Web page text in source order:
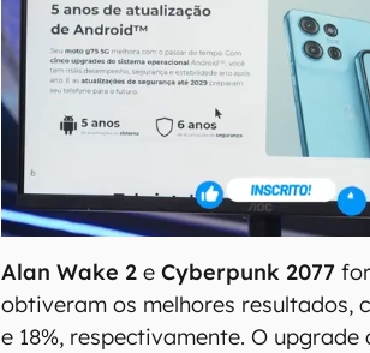
Alan Wake 2 eCyberpunk 2077
obtiveram os melhores resultados,
e 18%, respectivamente. O upgrade